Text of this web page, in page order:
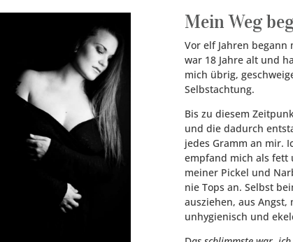
Mein Weg
Vor elf Jahren begann
war 18 Jahre alt und
mich übrig,
Selbstachtung.
Bis zu diesem
und die dadurch
jedes Gramm an mir.
empfand mich als fett
meiner Pickel und
nie Tops an. Selbst
ausziehen, aus
unhygienisch und